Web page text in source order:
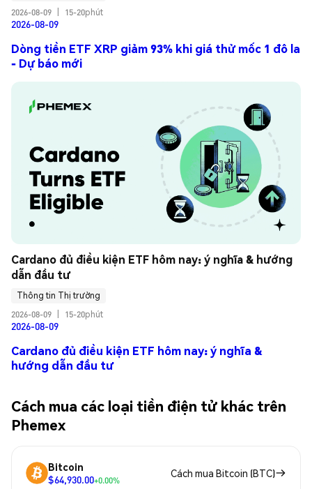
2026-08-09
15-20phút
2026-08-09
Dòng tiền ETF XRP giảm 93% khi giá thử mốc 1 đô la
- Dự báo mới
Cardano đủ điều kiện ETF hôm nay: ý nghĩa & hướng
dẫn đầu tư
Thông tin Thị trường
2026-08-09
15-20phút
2026-08-09
Cardano đủ điều kiện ETF hôm nay: ý nghĩa &
hướng dẫn đầu tư
Cách mua các loại tiền điện tử khác trên
Phemex
Bitcoin
$64,930.00+0.00%
Cách mua Bitcoin (BTC)